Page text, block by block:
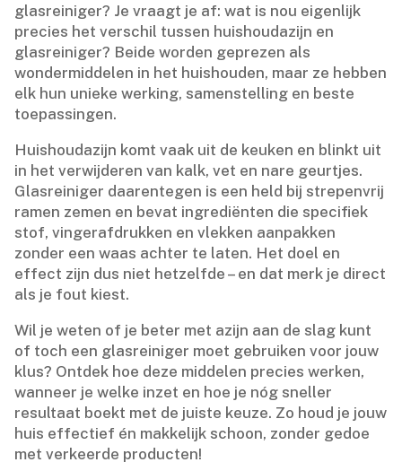
glasreiniger? Je vraagt je af: wat is nou eigenlijk
precies het verschil tussen huishoudazijn en
glasreiniger? Beide worden geprezen als
wondermiddelen in het huishouden, maar ze hebben
elk hun unieke werking, samenstelling en beste
toepassingen.​
Huishoudazijn komt vaak uit de keuken en blinkt uit
in het verwijderen van kalk, vet en nare geurtjes.​
Glasreiniger daarentegen is een held bij strepenvrij
ramen zemen en bevat ingrediënten die specifiek
stof, vingerafdrukken en vlekken aanpakken
zonder een waas achter te laten.​ Het doel en
effect zijn dus niet hetzelfde – en dat merk je direct
als je fout kiest.​
Wil je weten of je beter met azijn aan de slag kunt
of toch een glasreiniger moet gebruiken voor jouw
klus? Ontdek hoe deze middelen precies werken,
wanneer je welke inzet en hoe je nóg sneller
resultaat boekt met de juiste keuze.​ Zo houd je jouw
huis effectief én makkelijk schoon, zonder gedoe
met verkeerde producten!